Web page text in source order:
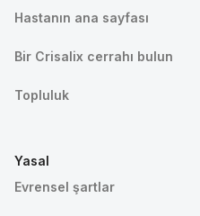
Hastanın ana sayfası
Bir Crisalix cerrahı bulun
Topluluk
Yasal
Evrensel şartlar